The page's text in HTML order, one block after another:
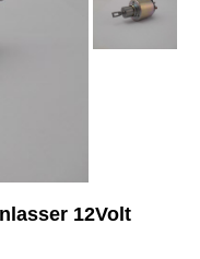
12Volt